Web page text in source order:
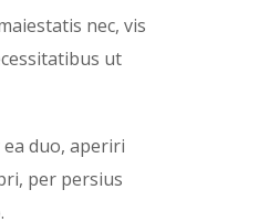
nec, vis
ut
duo, aperiri
per persius